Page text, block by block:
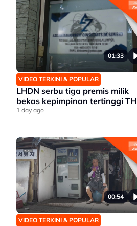
01:33
VIDEO TERKINI & POPULAR
LHDN serbu tiga premis milik
bekas kepimpinan tertinggi TH
1 day ago
00:54
VIDEO TERKINI & POPULAR